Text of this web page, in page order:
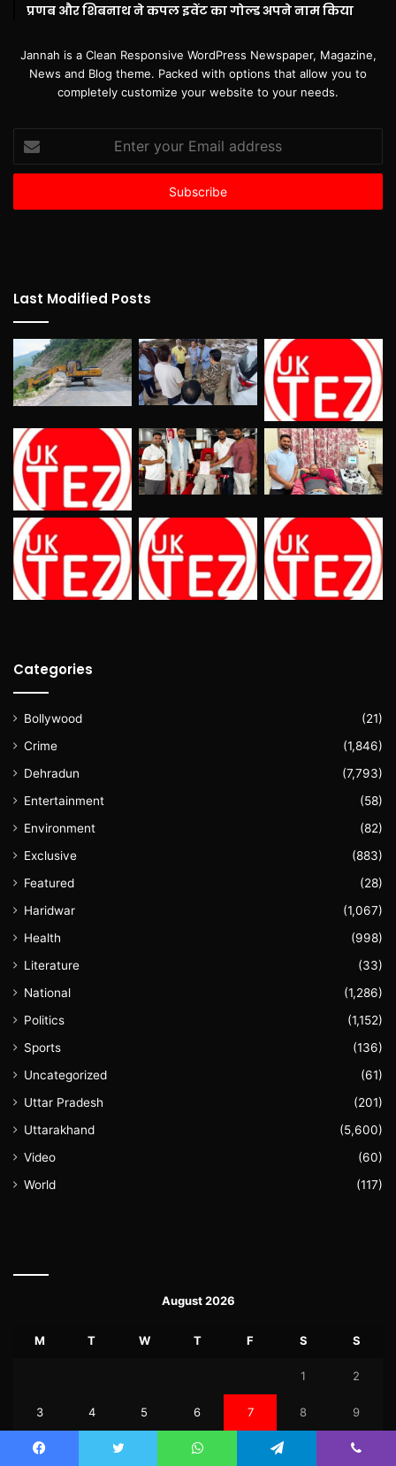
प्रणब और शिबनाथ ने कपल इवेंट का गोल्ड अपने नाम किया
Jannah is a Clean Responsive WordPress Newspaper, Magazine,
News and Blog theme. Packed with options that allow you to
completely customize your website to your needs.
Enter
your
Email
Last Modified Posts
Categories
Bollywood
(21)
Crime
(1,846)
Dehradun
(7,793)
Entertainment
(58)
Environment
(82)
Exclusive
(883)
Featured
(28)
Haridwar
(1,067)
Health
(998)
Literature
(33)
National
(1,286)
Politics
(1,152)
Sports
(136)
Uncategorized
(61)
Uttar Pradesh
(201)
Uttarakhand
(5,600)
Video
(60)
World
(117)
August 2026
M T W T F S S
1 2
3 4 5 6 7 8 9
10 13
16